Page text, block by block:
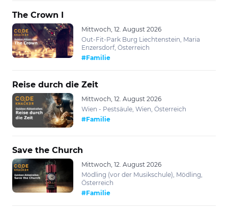
The Crown I
Mittwoch, 12. August 2026
Out-Fit-Park Burg Liechtenstein, Maria
Enzersdorf, Österreich
#Familie
Reise durch die Zeit
Mittwoch, 12. August 2026
Wien - Pestsäule, Wien, Österreich
#Familie
Save the Church
Mittwoch, 12. August 2026
Mödling (vor der Musikschule), Mödling,
Österreich
#Familie